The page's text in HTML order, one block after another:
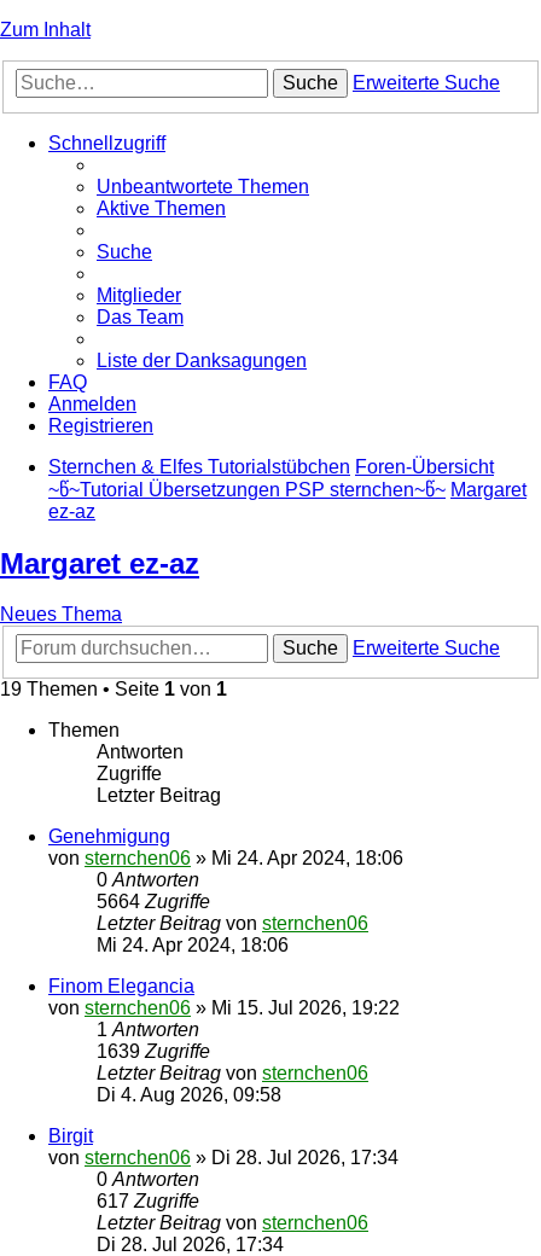
Zum Inhalt
Suche Erweiterte Suche
Schnellzugriff
Unbeantwortete Themen
Aktive Themen
Suche
Mitglieder
Das Team
Liste der Danksagungen
FAQ
Anmelden
Registrieren
Sternchen & Elfes Tutorialstübchen Foren-Übersicht
~წ~Tutorial Übersetzungen PSP sternchen~წ~ Margaret
ez-az
Margaret ez-az
Neues Thema
Suche
Erweiterte Suche
19 Themen • Seite 1 von 1
Themen
Antworten
Zugriffe
Letzter Beitrag
Genehmigung
von sternchen06 » Mi 24. Apr 2024, 18:06
0 Antworten
5664 Zugriffe
Letzter Beitrag von sternchen06
Mi 24. Apr 2024, 18:06
Finom Elegancia
von sternchen06 » Mi 15. Jul 2026, 19:22
1 Antworten
1639 Zugriffe
Letzter Beitrag von sternchen06
Di 4. Aug 2026, 09:58
Birgit
von sternchen06 » Di 28. Jul 2026, 17:34
0 Antworten
617 Zugriffe
Letzter Beitrag von sternchen06
Di 28. Jul 2026, 17:34